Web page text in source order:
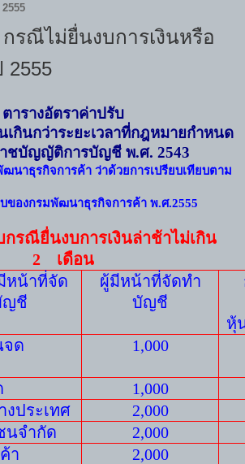
รณีไม่ยื่นงบการเงินหรือ
2555
ตารางอัตราค่าปรับ
เกินกว่าระยะเวลาที่กฎหมายกำหนด
าชบัญญัติการบัญชี พ.ศ. 2543
นาธุรกิจการค้า ว่าด้วยการเปรียบเทียบตาม
ของกรมพัฒนาธุรกิจการค้า พ.ศ.2555
กรณียื่นงบการเงินล่าช้าไม่เกิน
2
เดือน
หน้าที่จัด
ญชี
ผู้มีหน้าที่จัดทำ
บัญชี
หุ้
จด
1,000
1,000
ประเทศ 2,000
นจำกัด 2,000
า 2,000